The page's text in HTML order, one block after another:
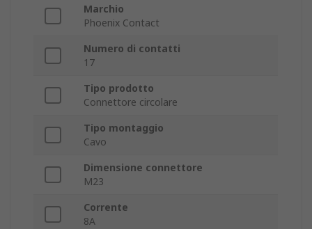
Marchio
Phoenix Contact
Numero di contatti
17
Tipo prodotto
Connettore circolare
Tipo montaggio
Cavo
Dimensione connettore
M23
Corrente
8A